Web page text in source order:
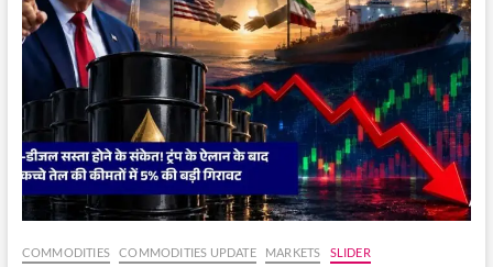
COMMODITIES COMMODITIES UPDATE MARKETS SLIDER